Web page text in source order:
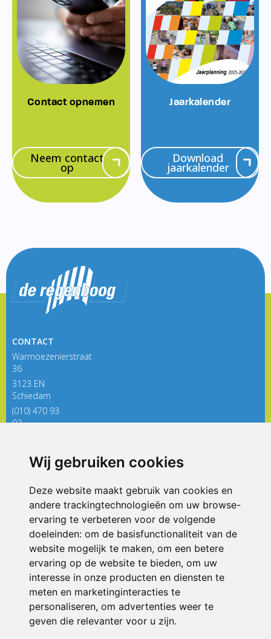
Wij gebruiken cookies
Deze website maakt gebruik van cookies en
andere trackingtechnologieën om uw browse-
ervaring te verbeteren voor de volgende
doeleinden: om de basisfunctionaliteit van de
website mogelijk te maken, om een betere
ervaring op de website te bieden, om uw
interesse in onze producten en diensten te
meten en marketinginteracties te
personaliseren, om advertenties weer te
geven die relevanter voor u zijn.
Contact opnemen
Neem contact
op
Jaarkalender
Download
jaarkalender
CONTACT
Warmoezenierstraat
36
3123 EN
Schiedam
(010) 470 93
92
ONDERDEEL VAN
© 2026 De Regenboog | Alle rechten voorbehouden
Privacy policy|Disclaimer| Klachtenregeling|RSIN en Anbi
voorkeuren